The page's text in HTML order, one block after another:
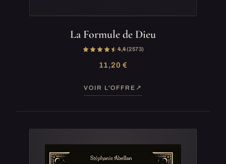
La Formule de Dieu
4,4(2 573)
11,20 €
VOIR L'OFFRE